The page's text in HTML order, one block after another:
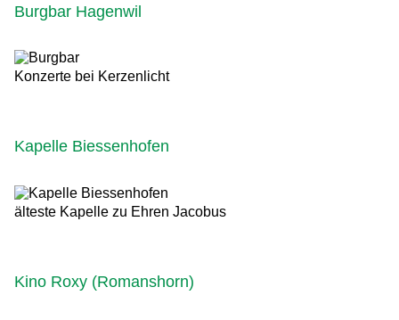
Burgbar Hagenwil
Konzerte bei Kerzenlicht
Kapelle Biessenhofen
älteste Kapelle zu Ehren Jacobus
Kino Roxy (Romanshorn)